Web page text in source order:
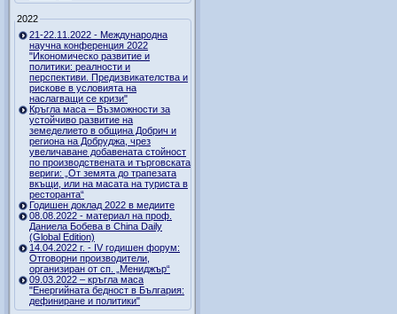
2022
21-22.11.2022 - Международна
научна конференция 2022
"Икономическо развитие и
политики: реалности и
перспективи. Предизвикателства и
рискове в условията на
наслагващи се кризи"
Кръгла маса – Възможности за
устойчиво развитие на
земеделието в община Добрич и
региона на Добруджа, чрез
увеличаване добавената стойност
по производствената и търговската
вериги: „От земята до трапезата
вкъщи, или на масата на туриста в
ресторанта“
Годишен доклад 2022 в медиите
08.08.2022 - материал на проф.
Даниела Бобева в China Daily
(Global Edition)
14.04.2022 г. - IV годишен форум:
Отговорни производители,
организиран от сп. „Мениджър“
09.03.2022 – кръгла маса
"Енергийната бедност в България:
дефиниране и политики"